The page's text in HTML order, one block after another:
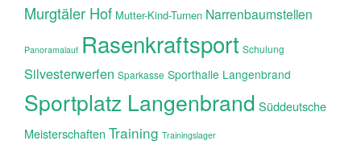
Murgtäler Hof Mutter-Kind-Turnen Narrenbaumstellen
Panoramalauf Rasenkraftsport Schulung
Silvesterwerfen Sparkasse Sporthalle Langenbrand
Sportplatz Langenbrand Süddeutsche
Meisterschaften Training Trainingslager